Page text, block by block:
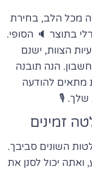
מכל הלב, בחירת
בתוצר 🔈 הסופי.
הצוות, ישנם
הנה תובנה
מתאים להודעה
שלך. 🎙️
זמינים
השונים סביבך.
יכול לסנן את